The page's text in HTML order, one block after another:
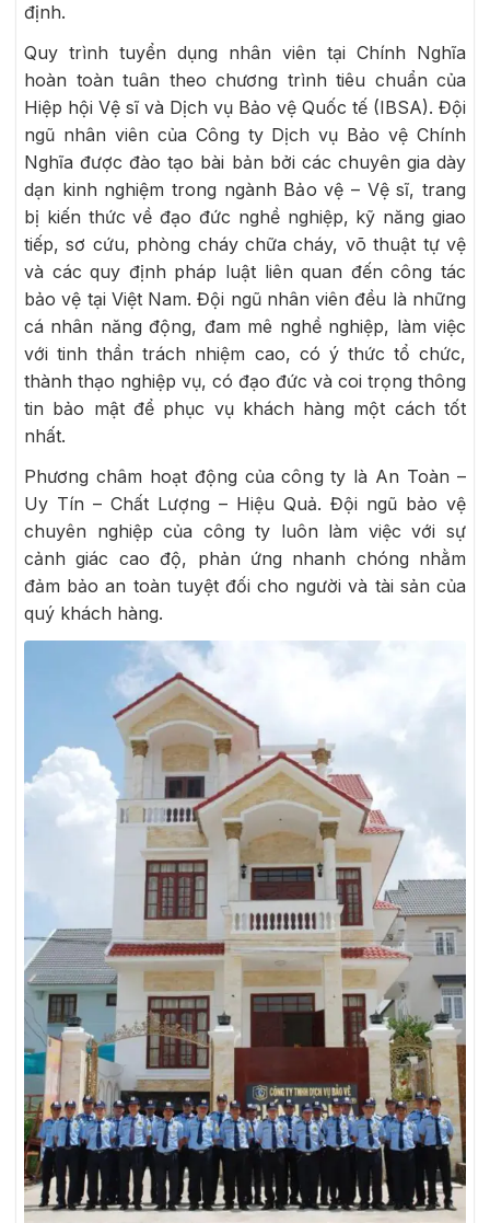
định.
Quy trình tuyển dụng nhân viên tại Chính Nghĩa
hoàn toàn tuân theo chương trình tiêu chuẩn của
Hiệp hội Vệ sĩ và Dịch vụ Bảo vệ Quốc tế (IBSA). Đội
ngũ nhân viên của Công ty Dịch vụ Bảo vệ Chính
Nghĩa được đào tạo bài bản bởi các chuyên gia dày
dạn kinh nghiệm trong ngành Bảo vệ – Vệ sĩ, trang
bị kiến thức về đạo đức nghề nghiệp, kỹ năng giao
tiếp, sơ cứu, phòng cháy chữa cháy, võ thuật tự vệ
và các quy định pháp luật liên quan đến công tác
bảo vệ tại Việt Nam. Đội ngũ nhân viên đều là những
cá nhân năng động, đam mê nghề nghiệp, làm việc
với tinh thần trách nhiệm cao, có ý thức tổ chức,
thành thạo nghiệp vụ, có đạo đức và coi trọng thông
tin bảo mật để phục vụ khách hàng một cách tốt
nhất.
Phương châm hoạt động của công ty là An Toàn –
Uy Tín – Chất Lượng – Hiệu Quả. Đội ngũ bảo vệ
chuyên nghiệp của công ty luôn làm việc với sự
cảnh giác cao độ, phản ứng nhanh chóng nhằm
đảm bảo an toàn tuyệt đối cho người và tài sản của
quý khách hàng.